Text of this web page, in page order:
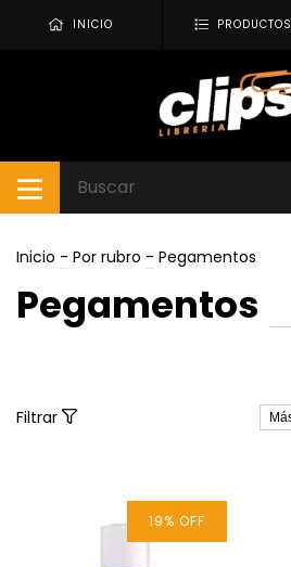
INICIO PRODUCTOS
Inicio - Por rubro - Pegamentos
Pegamentos
Filtrar
19% OFF